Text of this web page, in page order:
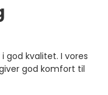
god kvalitet. I vores
god komfort til